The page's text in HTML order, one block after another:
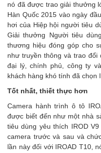
nó đã được trao giải thưởng
Hàn Quốc 2015 vào ngày
hơi của Hiệp hội người tiêu
Giải thưởng Người tiêu
thương hiệu đóng góp cho
như truyền thông và trao
đại lý, chính phủ, công ty
khách hàng khó tính đã chọn
Tốt nhất, thiết thực hơn
Camera hành trình ô tô
được biết đến như một nhà
tiêu dùng yêu thích IROD
camera trước và sau và
lần này đối với IROAD T10,